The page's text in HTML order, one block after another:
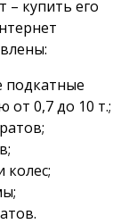
– купить его
подкатные
0,7 до 10 т.;
колес;